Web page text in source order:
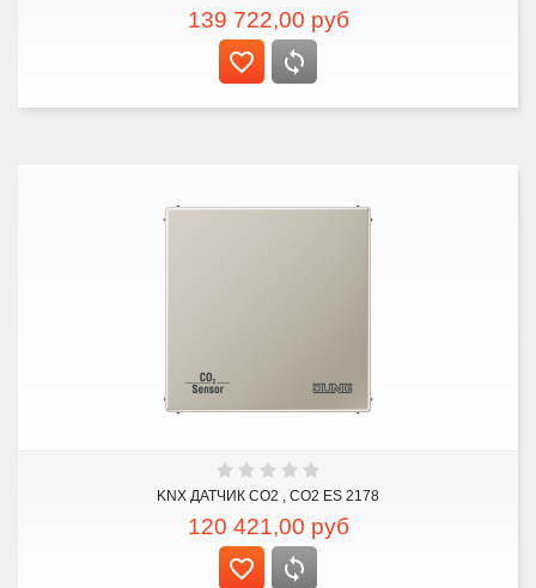
139 722,00 руб
KNX ДАТЧИК CO2 , CO2 ES 2178
120 421,00 руб